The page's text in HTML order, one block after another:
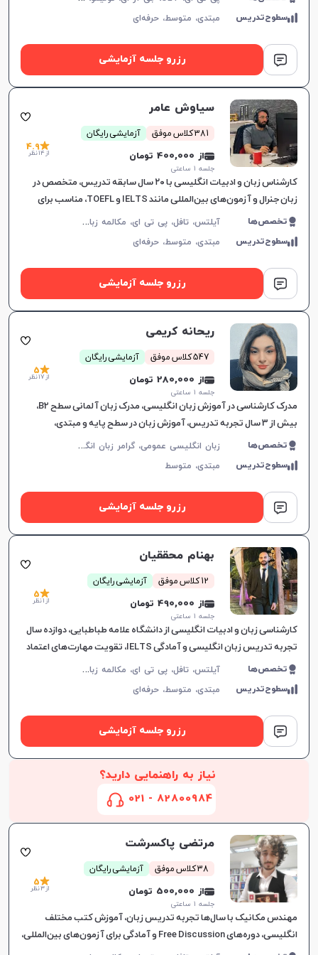
سطوح‌تدریس مبتدی، متوسط،حرفه‌ای
رزرو جلسه آزمایشی
سیاوش عامر
381 کلاس موفق آزمایشی رایگان
از 400,000 تومان
جلسه ۱ ساعتی
4.9
از 14 نظر
کارشناس زبان و ادبیات انگلیسی با ۲۰ سال سابقه تدریس، متخصص در
زبان جنرال و آزمون‌های بین‌المللی مانند IELTS و TOEFL، مناسب برای
تمامی سطوح و اهداف آموزشی.
تخصص‌ها آ
یلتس، تافل، پی تی ای، مکالمه زبان انگلیسی، گرامر زبان انگلیسی، زبان انگلیسی تجاری، زبان انگلیسی آمریکایی، زبان انگلیسی کنکور ارشد، زبان انگلیسی کنکور دکتری، زبان انگلیسی نهم دبیرستان، زبان انگلیسی دهم دبیرستان، زبان انگلیسی یازدهم دبیرستان، زبان انگلیسی دوازدهم دبیرستان، دولینگو، OET
سطوح‌تدریس مبتدی، متوسط،حرفه‌ای
رزرو جلسه آزمایشی
ریحانه کریمی
547 کلاس موفق آزمایشی رایگان
از 280,000 تومان
جلسه ۱ ساعتی
5
از 17 نظر
مدرک کارشناسی در آموزش زبان انگلیسی، مدرک زبان آلمانی سطح B2،
بیش از 3 سال تجربه تدریس، آموزش زبان در سطح پایه و مبتدی،
انعطاف‌پذیری در زمان‌بندی کلاس‌ها، ایجاد اعتماد به نفس و
تخصص‌ها ز
بان انگلیسی عمومی، گرامر زبان انگلیسی، زبان انگلیسی کنکور سراسری، زبان انگلیسی کنکور کاردانی، زبان انگلیسی هفتم دبیرستان، زبان انگلیسی هشتم دبیرستان، زبان انگلیسی نهم دبیرستان، زبان انگلیسی دهم دبیرستان، زبان انگلیسی یازدهم دبیرستان، زبان انگلیسی دوازدهم دبیرستان، مکالمه زبان انگلیسی، زبان انگلیسی آمریکایی، زبان انگلیسی کودکان، آیلتس، تافل، پی تی ای، زبان انگلیسی کنکور ارشد، زبان انگلیسی کنکور دکتری
سطوح‌تدریس مبتدی، متوسط
رزرو جلسه آزمایشی
بهنام محققیان
12 کلاس موفق آزمایشی رایگان
از 490,000 تومان
جلسه ۱ ساعتی
5
از 1 نظر
کارشناسی زبان و ادبیات انگلیسی از دانشگاه علامه طباطبایی، دوازده سال
تجربه تدریس زبان انگلیسی و آمادگی IELTS، تقویت مهارت‌های اعتماد
به نفس، مکالمه و گرامر، ارتباط موثر و یادگیری لذت‌ب
تخصص‌ها آ
یلتس، تافل، پی تی ای، مکالمه زبان انگلیسی، گرامر زبان انگلیسی، زبان انگلیسی تجاری، زبان انگلیسی آمریکایی، زبان انگلیسی کنکور ارشد، دولینگو، زبان انگلیسی عمومی، زبان انگلیسی کانادایی
سطوح‌تدریس مبتدی، متوسط،حرفه‌ای
رزرو جلسه آزمایشی
نیاز به راهنمایی دارید؟
82800984 - 021
مرتضی پاکسرشت
38 کلاس موفق آزمایشی رایگان
از 500,000 تومان
جلسه ۱ ساعتی
5
از 3 نظر
مهندس مکانیک با سال‌ها تجربه تدریس زبان، آموزش کتب مختلف
انگلیسی، دوره‌های Free Discussion و آمادگی برای آزمون‌های بین‌المللی،
همراه با توجه به نیازهای یادگیرندگان.